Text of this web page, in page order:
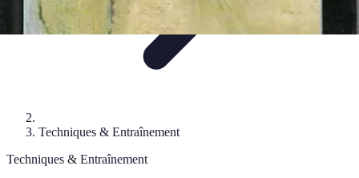
Techniques & Entraînement
Techniques & Entraînement